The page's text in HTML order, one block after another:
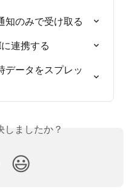
知のみで受け取る
連携する
データをスプレッ
しましたか？
😃